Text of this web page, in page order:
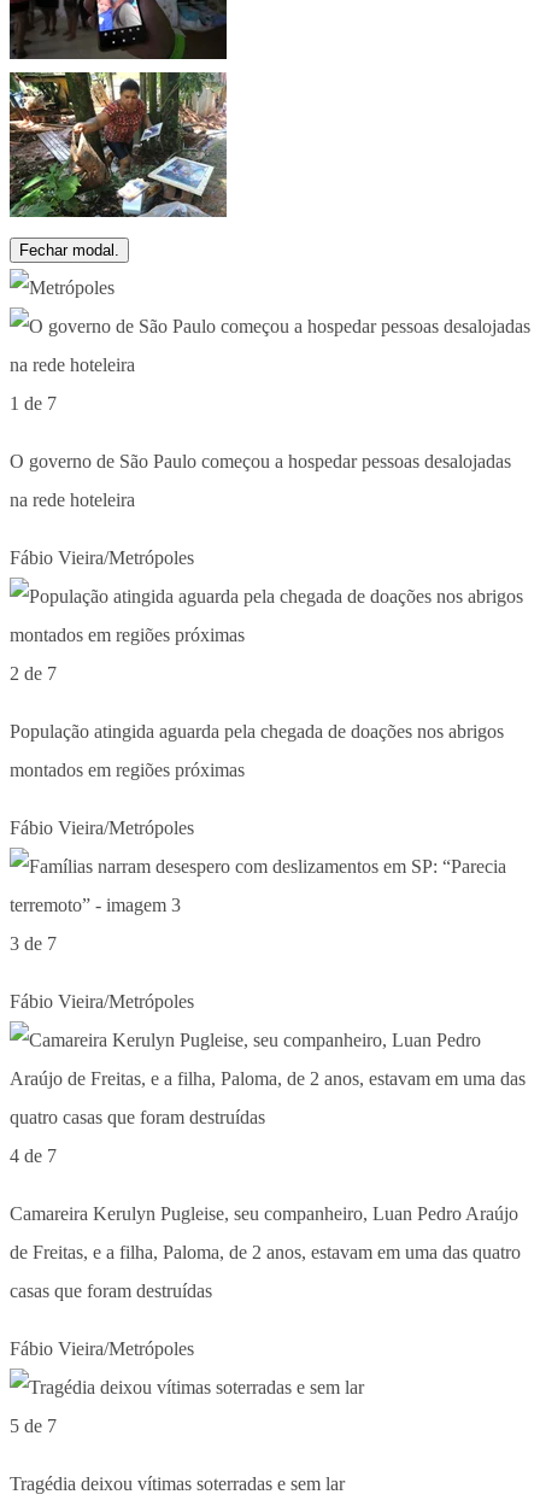
Fechar modal.
1 de 7
O governo de São Paulo começou a hospedar pessoas desalojadas
na rede hoteleira
Fábio Vieira/Metrópoles
2 de 7
População atingida aguarda pela chegada de doações nos abrigos
montados em regiões próximas
Fábio Vieira/Metrópoles
3 de 7
Fábio Vieira/Metrópoles
4 de 7
Camareira Kerulyn Pugleise, seu companheiro, Luan Pedro Araújo
de Freitas, e a filha, Paloma, de 2 anos, estavam em uma das quatro
casas que foram destruídas
Fábio Vieira/Metrópoles
5 de 7
Tragédia deixou vítimas soterradas e sem lar